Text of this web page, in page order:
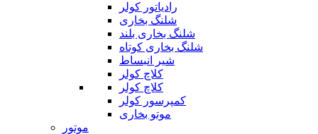
رادیاتور کولر
شلنگ بخاری
شلنگ بخاری بلند
شلنگ بخاری کوتاه
شیر انبساط
کلاچ کولر
کلاچ کولر
کمپرسور کولر
موتو بخاری
موتور